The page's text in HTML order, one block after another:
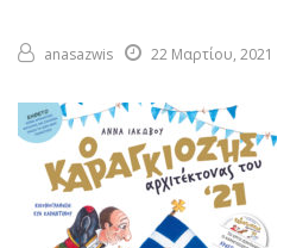
anasazwis 22 Μαρτίου, 2021